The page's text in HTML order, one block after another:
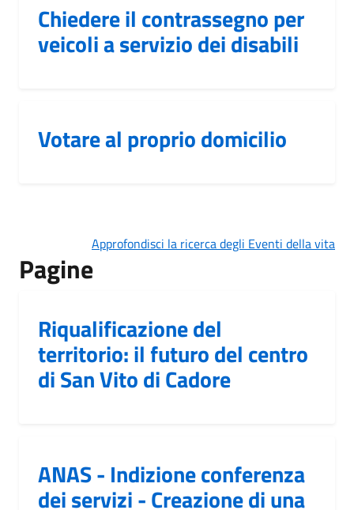
Chiedere il contrassegno per
veicoli a servizio dei disabili
Votare al proprio domicilio
Approfondisci la ricerca degli Eventi della vita
Pagine
Riqualificazione del
territorio: il futuro del centro
di San Vito di Cadore
ANAS - Indizione conferenza
dei servizi - Creazione di una